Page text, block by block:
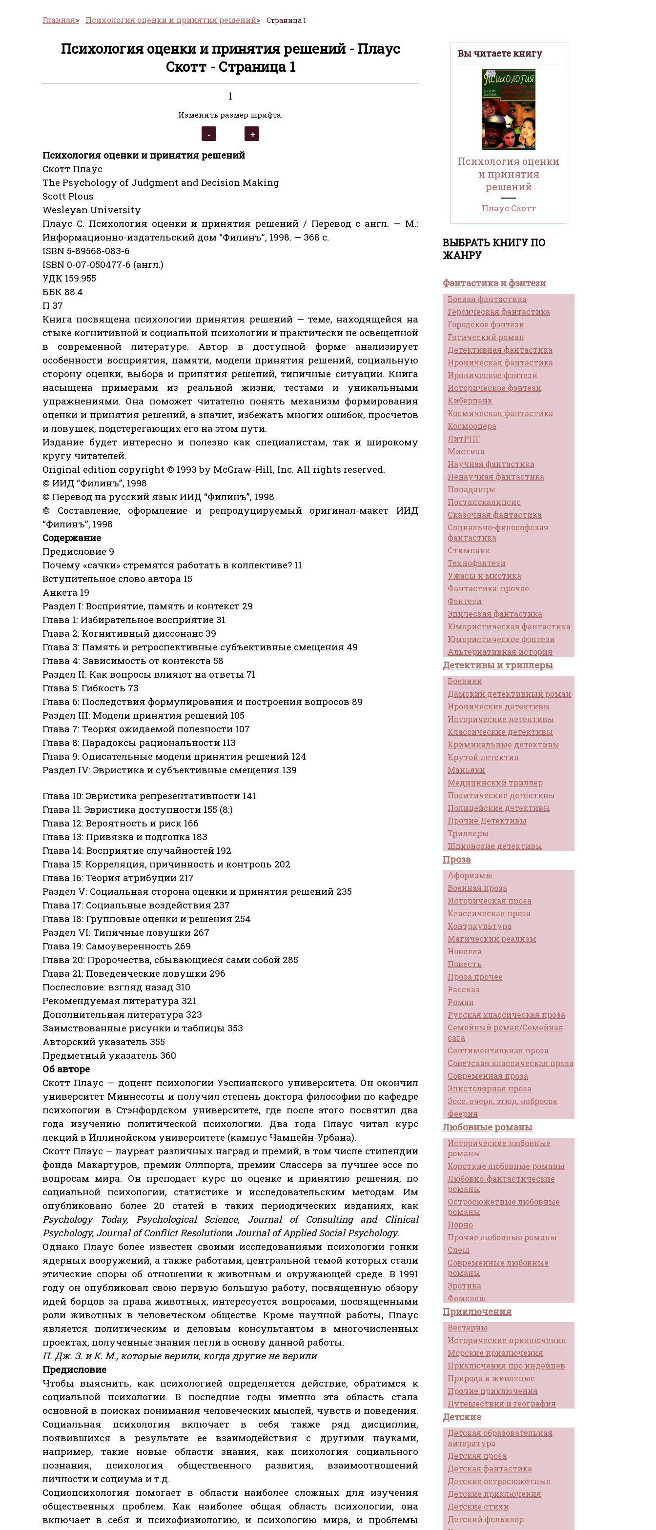
Главная Психология оценки и принятия решений Страница 1
Вы читаете книгу
Психология оценки
и принятия
решений
Плаус Скотт
ВЫБРАТЬ КНИГУ ПО
ЖАНРУ
Фантастика и фэнтези
Боевая фантастика
Героическая фантастика
Городское фэнтези
Готический роман
Детективная фантастика
Ироническая фантастика
Ироническое фэнтези
Историческое фэнтези
Киберпанк
Космическая фантастика
Космоопера
ЛитРПГ
Мистика
Научная фантастика
Ненаучная фантастика
Попаданцы
Постапокалипсис
Сказочная фантастика
Социально-философская
фантастика
Стимпанк
Технофэнтези
Ужасы и мистика
Фантастика: прочее
Фэнтези
Эпическая фантастика
Юмористическая фантастика
Юмористическое фэнтези
Альтернативная история
Детективы и триллеры
Боевики
Дамский детективный роман
Иронические детективы
Исторические детективы
Классические детективы
Криминальные детективы
Крутой детектив
Маньяки
Медицинский триллер
Политические детективы
Полицейские детективы
Прочие Детективы
Триллеры
Шпионские детективы
Проза
Афоризмы
Военная проза
Историческая проза
Классическая проза
Контркультура
Магический реализм
Новелла
Повесть
Проза прочее
Рассказ
Роман
Русская классическая проза
Семейный роман/Семейная
сага
Сентиментальная проза
Советская классическая проза
Современная проза
Эпистолярная проза
Эссе, очерк, этюд, набросок
Феерия
Любовные романы
Исторические любовные
романы
Короткие любовные романы
Любовно-фантастические
романы
Остросюжетные любовные
романы
Порно
Прочие любовные романы
Слеш
Современные любовные
романы
Эротика
Фемслеш
Приключения
Вестерны
Исторические приключения
Морские приключения
Приключения про индейцев
Природа и животные
Прочие приключения
Путешествия и география
Детские
Детская образовательная
литература
Детская проза
Детская фантастика
Детские остросюжетные
Детские приключения
Детские стихи
Детский фольклор
Психология оценки и принятия решений - Плаус
Скотт - Страница 1
1
Изменить размер шрифта:
Психология оценки и принятия решений
Скотт Плаус
The Psychology of Judgment and Decision Making
Scott Plous
Wesleyan University
Плаус С. Психология оценки и принятия решений / Перевод с англ. — М.:
Информационно-издательский дом “Филинъ”, 1998. — 368 с.
ISBN 5-89568-083-6
ISBN 0-07-050477-6 (англ.)
УДК 159.955
ББК 88.4
П 37
Книга посвящена психологии принятия решений — теме, находящейся на
стыке когнитивной и социальной психологии и практически не освещенной
в современной литературе. Автор в доступной форме анализирует
особенности восприятия, памяти, модели принятия решений, социальную
сторону оценки, выбора и принятия решений, типичные ситуации. Книга
насыщена примерами из реальной жизни, тестами и уникальными
упражнениями. Она поможет читателю понять механизм формирования
оценки и принятия решений, а значит, избежать многих ошибок, просчетов
и ловушек, подстерегающих его на этом пути.
Издание будет интересно и полезно как специалистам, так и широкому
кругу читателей.
Original edition copyright © 1993 by McGraw-Hill, Inc. All rights reserved.
© ИИД “Филинъ”, 1998
© Перевод на русский язык ИИД “Филинъ”, 1998
© Составление, оформление и репродуцируемый оригинал-макет ИИД
“Филинъ”, 1998
Содержание
Предисловие 9
Почему «сачки» стремятся работать в коллективе? 11
Вступительное слово автора 15
Анкета 19
Раздел I: Восприятие, память и контекст 29
Глава 1: Избирательное восприятие 31
Глава 2: Когнитивный диссонанс 39
Глава 3: Память и ретроспективные субъективные смещения 49
Глава 4: Зависимость от контекста 58
Раздел II: Как вопросы влияют на ответы 71
Глава 5: Гибкость 73
Глава 6: Последствия формулирования и построения вопросов 89
Раздел III: Модели принятия решений 105
Глава 7: Теория ожидаемой полезности 107
Глава 8: Парадоксы рациональности 113
Глава 9: Описательные модели принятия решений 124
Раздел IV: Эвристика и субъективные смещения 139
Глава 10: Эвристика репрезентативности 141
Глава 11: Эвристика доступности 155 (8:)
Глава 12: Вероятность и риск 166
Глава 13: Привязка и подгонка 183
Глава 14: Восприятие случайностей 192
Глава 15: Корреляция, причинность и контроль 202
Глава 16: Теория атрибуции 217
Раздел V: Социальная сторона оценки и принятия решений 235
Глава 17: Социальные воздействия 237
Глава 18: Групповые оценки и решения 254
Раздел VI: Типичные ловушки 267
Глава 19: Самоуверенность 269
Глава 20: Пророчества, сбывающиеся сами собой 285
Глава 21: Поведенческие ловушки 296
Послесловие: взгляд назад 310
Рекомендуемая литература 321
Дополнительная литература 323
Заимствованные рисунки и таблицы 353
Авторский указатель 355
Предметный указатель 360
Об авторе
Скотт Плаус — доцент психологии Уэслианского университета. Он окончил
университет Миннесоты и получил степень доктора философии по кафедре
психологии в Стэнфордском университете, где после этого посвятил два
года изучению политической психологии. Два года Плаус читал курс
лекций в Иллинойском университете (кампус Чампейн-Урбана).
Скотт Плаус — лауреат различных наград и премий, в том числе стипендии
фонда Макартуров, премии Оллпорта, премии Слассера за лучшее эссе по
вопросам мира. Он преподает курс по оценке и принятию решения, по
социальной психологии, статистике и исследовательским методам. Им
опубликовано более 20 статей в таких периодических изданиях, как
Psychology Today, Psychological Science, Journal of Consulting and Clinical
Psychology, Journal of Conflict Resolutionи Journal of Applied Social Psychology.
Однако Плаус более известен своими исследованиями психологии гонки
ядерных вооружений, а также работами, центральной темой которых стали
этические споры об отношении к животным и окружающей среде. В 1991
году он опубликовал свою первую большую работу, посвященную обзору
идей борцов за права животных, интересуется вопросами, посвященными
роли животных в человеческом обществе. Кроме научной работы, Плаус
является политическим и деловым консультантом в многочисленных
проектах, полученные знания легли в основу данной работы.
П. Дж. З. и К. М., которые верили, когда другие не верили
Предисловие
Чтобы выяснить, как психологией определяется действие, обратимся к
социальной психологии. В последние годы именно эта область стала
основной в поисках понимания человеческих мыслей, чувств и поведения.
Социальная психология включает в себя также ряд дисциплин,
появившихся в результате ее взаимодействия с другими науками,
например, такие новые области знания, как психология социального
познания, психология общественного развития, взаимоотношений
личности и социума и т.д.
Социопсихология помогает в области наиболее сложных для изучения
общественных проблем. Как наиболее общая область психологии, она
включает в себя и психофизиологию, и психологию мира, и проблемы